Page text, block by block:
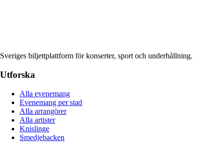
Sveriges biljettplattform för konserter, sport och underhållning.
Utforska
Alla evenemang
Evenemang per stad
Alla arrangörer
Alla artister
Knislinge
Smedjebacken